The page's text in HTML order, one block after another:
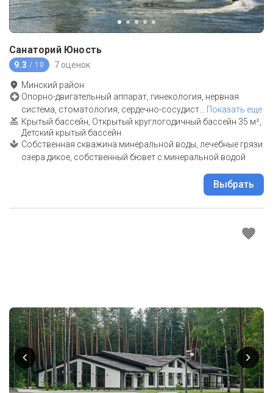
Санаторий Юность
9.3 / 10 7 оценок
Минский район
Опорно-двигательный аппарат, гинекология, нервная
система, стоматология, сердечно-сосудист… Показать еще
Крытый бассейн, Открытый круглогодичный бассейн 35 м²,
Детский крытый бассейн
Собственная скважина минеральной воды, лечебные грязи
озера дикое, собственный бювет с минеральной водой
Выбрать